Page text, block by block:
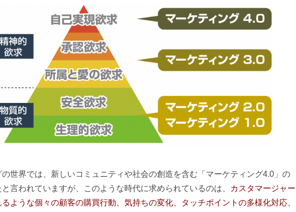
世界では、新しいコミュニティや社会の創造を含む「マーケティング4.0」の
言われていますが、このような時代に求められているのは、
カスタマージャー
ような個々の顧客の購買行動、気持ちの変化、タッチポイントの多様化対応、